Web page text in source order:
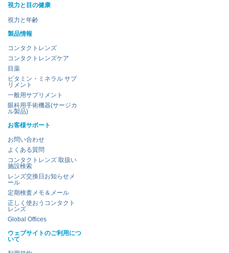
視力と目の健康
視力と年齢
製品情報
コンタクトレンズ
コンタクトレンズケア
目薬
ビタミン・ミネラル サプ
リメント
一般用サプリメント
眼科用手術機器(サージカ
ル製品)
お客様サポート
お問い合わせ
よくある質問
コンタクトレンズ 取扱い
施設検索
レンズ交換日お知らせメ
ール
定期検査メモ＆メール
正しく使おうコンタクト
レンズ
Global Offices
ウェブサイトのご利用につ
いて